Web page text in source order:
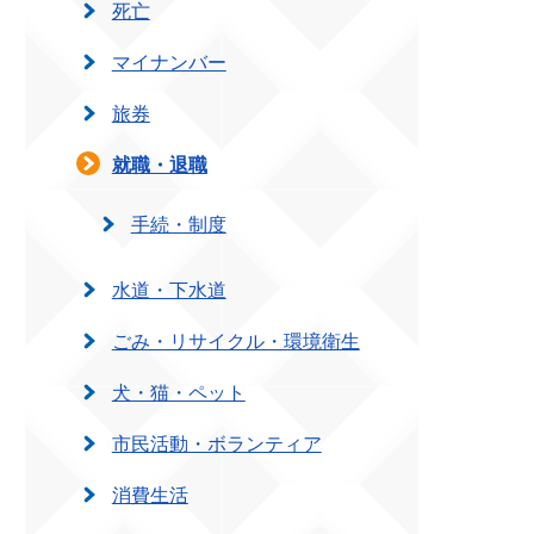
死亡
マイナンバー
旅券
就職・退職
手続・制度
水道・下水道
ごみ・リサイクル・環境衛生
犬・猫・ペット
市民活動・ボランティア
消費生活